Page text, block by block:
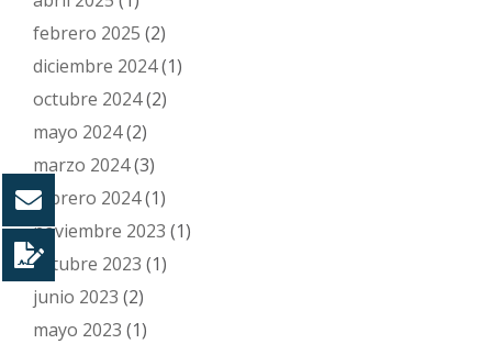
febrero 2025 (2)
diciembre 2024(1)
octubre 2024(2)
mayo 2024(2)
marzo 2024(3)
febrero 2024(1)
noviembre 2023 (1)
octubre 2023 (1)
junio 2023 (2)
mayo 2023 (1)